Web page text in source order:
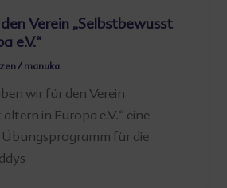
Verein „Selbstbewusst
e.V.“
/ manuka
wir für den Verein
in Europa e.V.“ eine
für die